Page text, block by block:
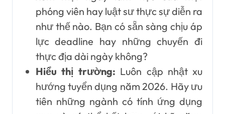
phóng viên hay luật sư thực sự diễn ra
như thế nào. Bạn có sẵn sàng chịu áp
lực deadline hay những chuyến đi
thực địa dài ngày không?
Hiểu thị trường: Luôn cập nhật xu
hướng tuyển dụng năm 2026. Hãy ưu
tiên những ngành có tính ứng dụng